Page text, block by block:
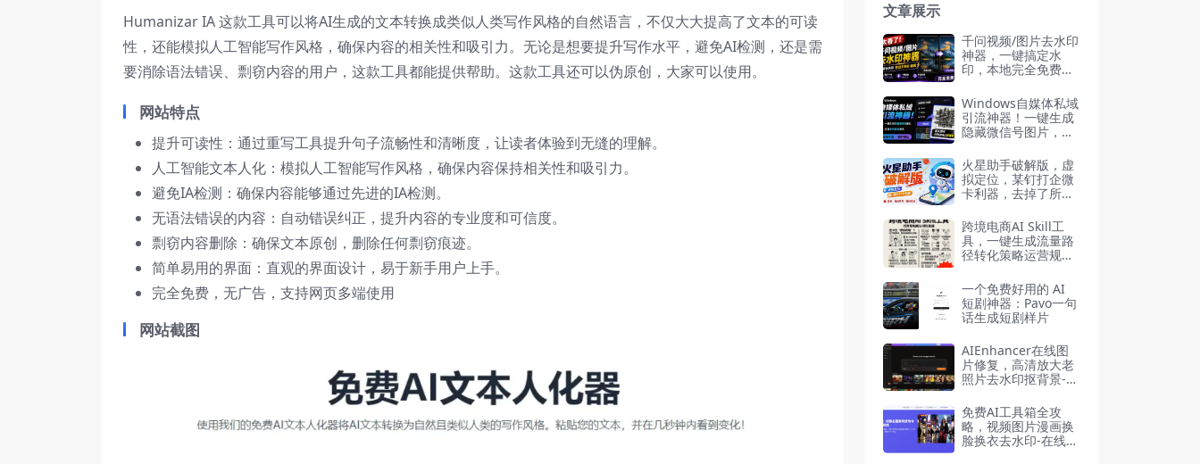
Humanizar IA 这款工具可以将AI生成的文本转换成类似人类写作风格的自然语言，不仅大大提高了文本的可读
性，还能模拟人工智能写作风格，确保内容的相关性和吸引力。无论是想要提升写作水平，避免AI检测，还是需
要消除语法错误、剽窃内容的用户，这款工具都能提供帮助。这款工具还可以伪原创，大家可以使用。
网站特点
提升可读性：通过重写工具提升句子流畅性和清晰度，让读者体验到无缝的理解。
人工智能文本人化：模拟人工智能写作风格，确保内容保持相关性和吸引力。
避免IA检测：确保内容能够通过先进的IA检测。
无语法错误的内容：自动错误纠正，提升内容的专业度和可信度。
剽窃内容删除：确保文本原创，删除任何剽窃痕迹。
简单易用的界面：直观的界面设计，易于新手用户上手。
完全免费，无广告，支持网页多端使用
网站截图
文章展示
千问视频/图片去水印
神器，一键搞定水
印，本地完全免费，
Windows自媒体私域
引流神器！一键生成
隐藏微信号图片，支
全免费 隐图工坊
火星助手破解版，虚
拟定位，某钉打企微
卡利器，去掉了所有
跨境电商AI Skill工
具，一键生成流量路
径转化策略运营规划
一个免费好用的 AI
短剧神器：Pavo一句
话生成短剧样片
AIEnhancer在线图
片修复，高清放大老
照片去水印抠背景-在
免费AI工具箱全攻
略，视频图片漫画换
脸换衣去水印-在线工